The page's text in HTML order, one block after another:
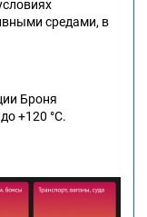
средами, в
Броня
+120 °С.